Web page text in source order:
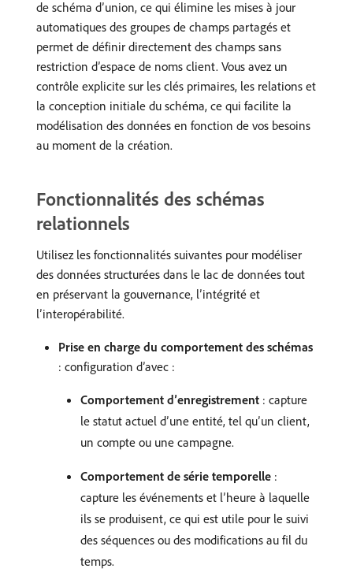
de schéma d’union, ce qui élimine les mises à jour
automatiques des groupes de champs partagés et
permet de définir directement des champs sans
restriction d’espace de noms client. Vous avez un
contrôle explicite sur les clés primaires, les relations et
la conception initiale du schéma, ce qui facilite la
modélisation des données en fonction de vos besoins
au moment de la création.
Fonctionnalités des schémas
relationnels
Utilisez les fonctionnalités suivantes pour modéliser
des données structurées dans le lac de données tout
en préservant la gouvernance, l’intégrité et
l’interopérabilité.
Prise en charge du comportement des schémas
: configuration d’avec :
Comportement d’enregistrement : capture
le statut actuel d’une entité, tel qu’un client,
un compte ou une campagne.
Comportement de série temporelle :
capture les événements et l’heure à laquelle
ils se produisent, ce qui est utile pour le suivi
des séquences ou des modifications au fil du
temps.